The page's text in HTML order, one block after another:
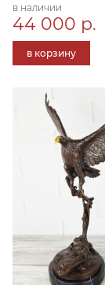
в наличии
44 000 р.
в корзину